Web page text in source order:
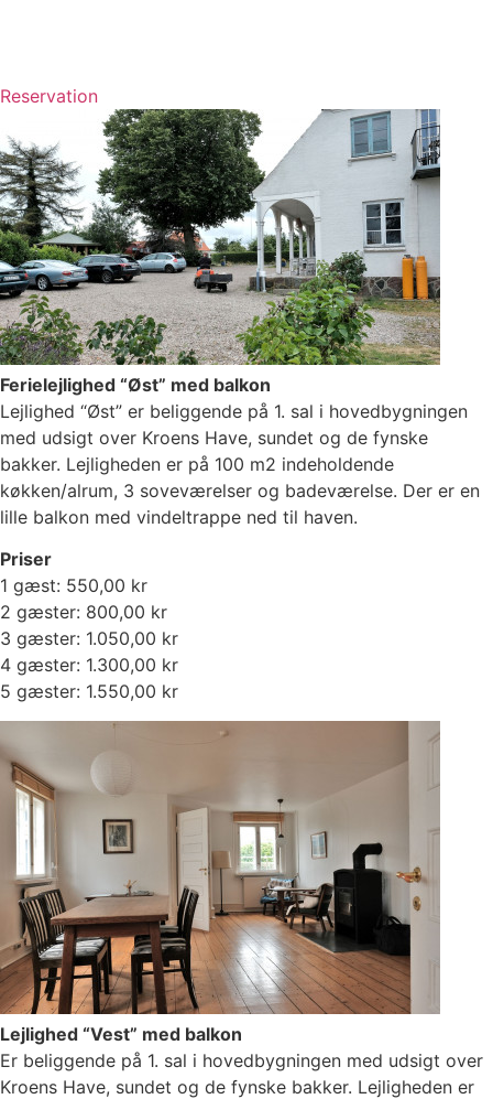
Reservation
Ferielejlighed “Øst” med balkon
Lejlighed “Øst” er beliggende på 1. sal i hovedbygningen
med udsigt over Kroens Have, sundet og de fynske
bakker. Lejligheden er på 100 m2 indeholdende
køkken/alrum, 3 soveværelser og badeværelse. Der er en
lille balkon med vindeltrappe ned til haven.
Priser
1 gæst: 550,00 kr
2 gæster: 800,00 kr
3 gæster: 1.050,00 kr
4 gæster: 1.300,00 kr
5 gæster: 1.550,00 kr
Lejlighed “Vest” med balkon
Er beliggende på 1. sal i hovedbygningen med udsigt over
Kroens Have, sundet og de fynske bakker. Lejligheden er